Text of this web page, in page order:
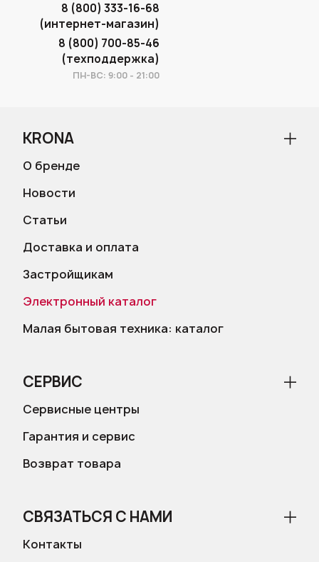
8 (800) 333-16-68
(интернет-магазин)
8 (800) 700-85-46
(техподдержка)
ПН-ВС: 9:00 - 21:00
KRONA
О бренде
Новости
Статьи
Доставка и оплата
Застройщикам
Электронный каталог
Малая бытовая техника: каталог
СЕРВИС
Сервисные центры
Гарантия и сервис
Возврат товара
СВЯЗАТЬСЯ С НАМИ
Контакты